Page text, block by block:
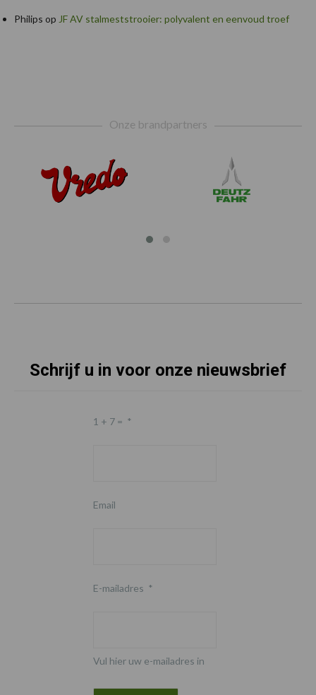
Philips op JF AV stalmeststrooier: polyvalent en eenvoud troef
Onze brandpartners
Schrijf u in voor onze nieuwsbrief
1 + 7 = *
Email
E-mailadres *
Vul hier uw e-mailadres in